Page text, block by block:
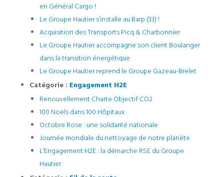
en Général Cargo !
Le Groupe Hautier s’installe au Barp (33) !
Acquisition des Transports Picq & Charbonnier
Le Groupe Hautier accompagne son client Boulanger
dans la transition énergétique
Le Groupe Hautier reprend le Groupe Gazeau-Brelet
Catégorie : Engagement H2E
Renouvellement Charte Objectif CO2
100 Noëls dans 100 Hôpitaux
Octobre Rose : une solidarité nationale
Journée mondiale du nettoyage de notre planète
L’Engagement H2E : la démarche RSE du Groupe
Hautier